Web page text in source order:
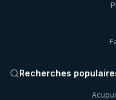
Recherches